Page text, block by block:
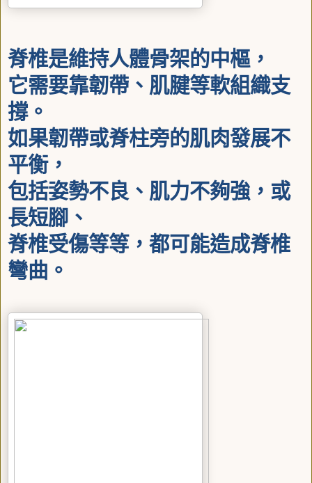
脊椎是維持人體骨架的中樞，
它需要靠韌帶、肌腱等軟組織支
撐。
如果韌帶或脊柱旁的肌肉發展不
平衡，
包括姿勢不良、肌力不夠強，或
長短腳、
脊椎受傷等等，都可能造成脊椎
彎曲。